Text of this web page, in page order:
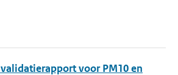
voor PM10 en